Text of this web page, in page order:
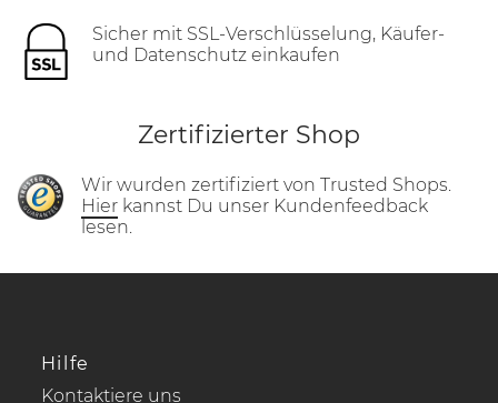
Sicher mit SSL-Verschlüsselung, Käufer-
und Datenschutz einkaufen
Zertifizierter Shop
Wir wurden zertifiziert von Trusted Shops.
Hier kannst Du unser Kundenfeedback
lesen.
Hilfe
Kontaktiere uns